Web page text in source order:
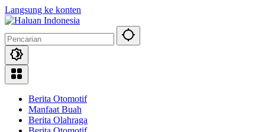
Langsung ke konten
Berita Otomotif
Manfaat Buah
Berita Olahraga